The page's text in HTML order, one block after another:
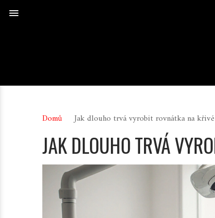
Domů Jak dlouho trvá vyrobit rovnátka na
JAK DLOUHO TRVÁ